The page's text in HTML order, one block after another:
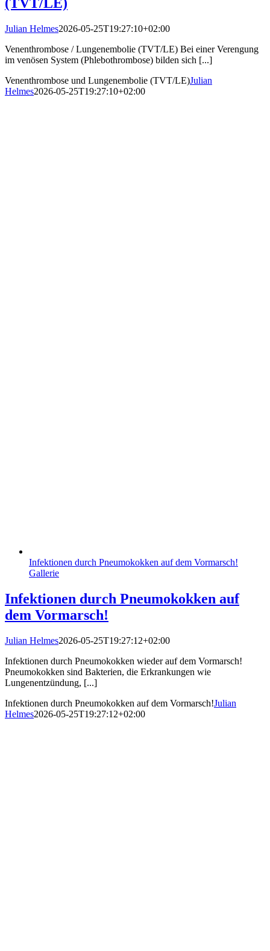
Julian Helmes2026-05-25T19:27:10+02:00
Venenthrombose / Lungenembolie (TVT/LE) Bei einer Verengung
im venösen System (Phlebothrombose) bilden sich [...]
Venenthrombose und Lungenembolie (TVT/LE)Julian
Helmes2026-05-25T19:27:10+02:00
Infektionen durch Pneumokokken auf dem Vormarsch!
Gallerie
Infektionen durch Pneumokokken auf
dem Vormarsch!
Julian Helmes2026-05-25T19:27:12+02:00
Infektionen durch Pneumokokken wieder auf dem Vormarsch!
Pneumokokken sind Bakterien, die Erkrankungen wie
Lungenentzündung, [...]
Infektionen durch Pneumokokken auf dem Vormarsch!Julian
Helmes2026-05-25T19:27:12+02:00